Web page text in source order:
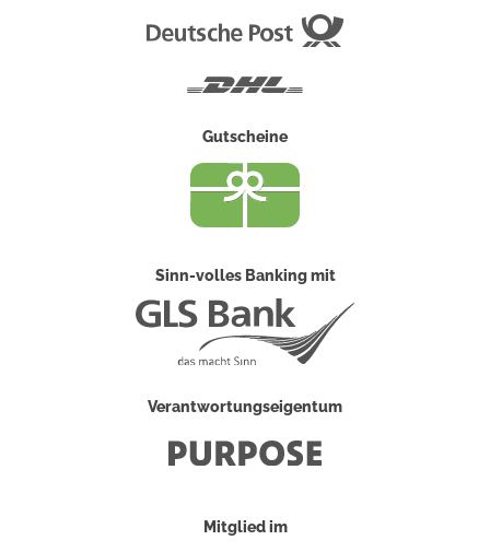
Gutscheine
Sinn-volles Banking mit
Verantwortungseigentum
Mitglied im